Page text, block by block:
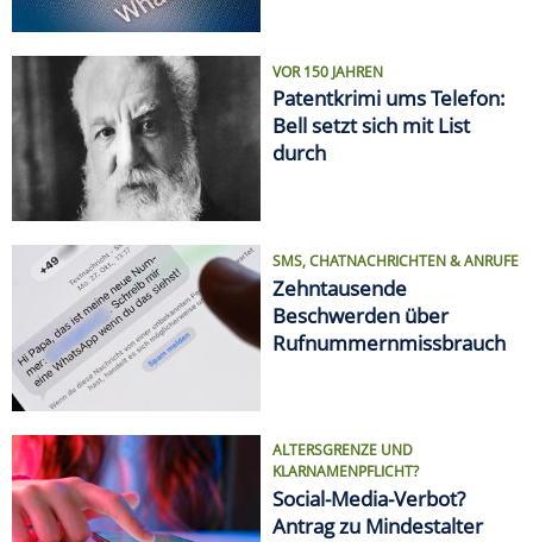
VOR 150 JAHREN
Patentkrimi ums Telefon:
Bell setzt sich mit List
durch
SMS, CHATNACHRICHTEN & ANRUFE
Zehntausende
Beschwerden über
Rufnummernmissbrauch
ALTERSGRENZE UND
KLARNAMENPFLICHT?
Social-Media-Verbot?
Antrag zu Mindestalter